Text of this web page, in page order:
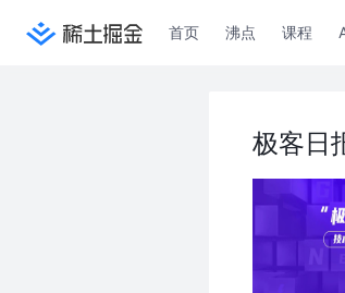
首页 沸点 课程
极客日